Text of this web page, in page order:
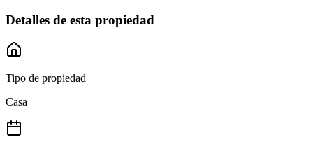
Detalles de esta propiedad
Tipo de propiedad
Casa